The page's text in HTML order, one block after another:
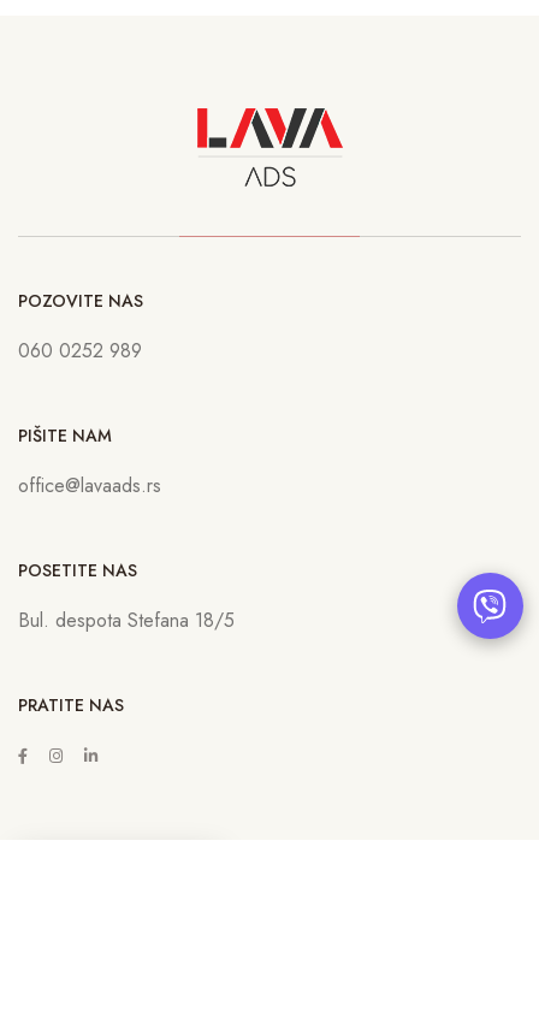
POZOVITE NAS
060 0252 989
PIŠITE NAM
office@lavaads.rs
POSETITE NAS
Bul. despota Stefana 18/5
PRATITE NAS